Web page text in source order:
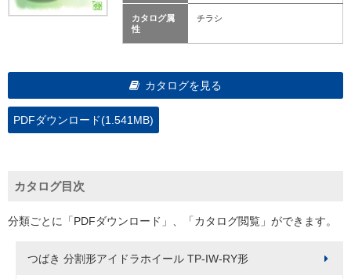
カタログ属
性
チラシ
カタログを見る
PDFダウンロード(1.541MB)
カタログ目次
分類ごとに「PDFダウンロード」、「カタログ閲覧」ができます。
つばき 分割形アイドラホイール TP-IW-RY形